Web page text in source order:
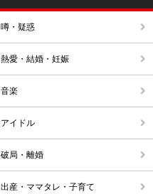
噂・疑惑
熱愛・結婚・妊娠
音楽
アイドル
破局・離婚
出産・ママタレ・子育て